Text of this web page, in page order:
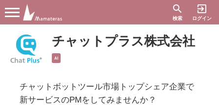
search
検索
exit_to_app
ログイン
チャットプラス株式会社
AI
チャットボットツール市場トップシェア企業で
新サービスのPMをしてみませんか？